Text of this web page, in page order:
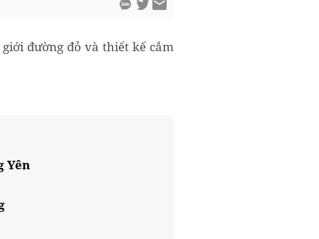
đường đỏ và thiết kế cắm
Yên